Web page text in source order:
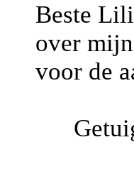
Beste
over
voor de